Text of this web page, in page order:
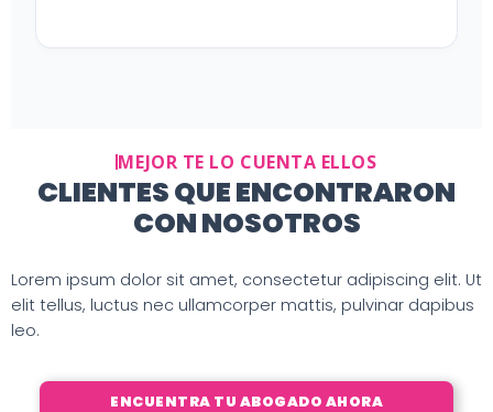
MEJOR TE LO CUENTA ELLOS
CLIENTES QUE ENCONTRARON
CON NOSOTROS
Lorem ipsum dolor sit amet, consectetur adipiscing elit. Ut
elit tellus, luctus nec ullamcorper mattis, pulvinar dapibus
leo.
ENCUENTRA TU ABOGADO AHORA